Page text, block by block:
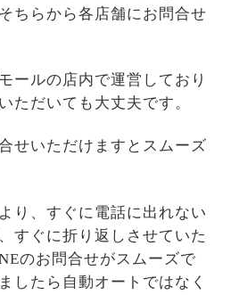
ちらから各店舗にお問合せ
ールの店内で運営しており
ただいても大丈夫です。
せいただけますとスムーズ
り、すぐに電話に出れない
すぐに折り返しさせていた
のお問合せがスムーズで
したら自動オートではなく